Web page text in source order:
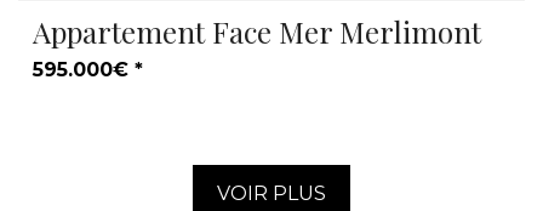
Appartement Face Mer Merlimont
595.000€ *
VOIR PLUS